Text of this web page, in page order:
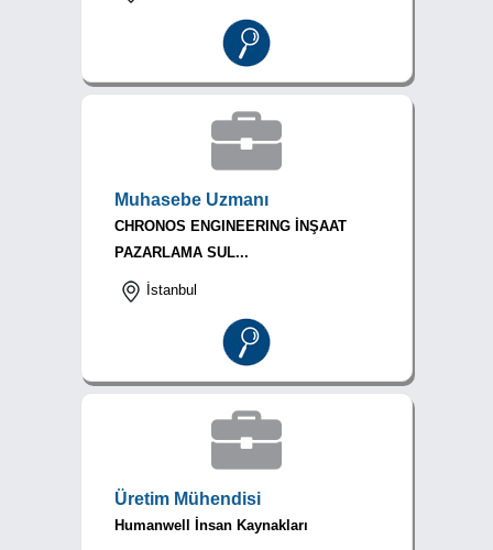
Muhasebe Uzmanı
CHRONOS ENGINEERING İNŞAAT
PAZARLAMA SUL...
İstanbul
Üretim Mühendisi
Humanwell İnsan Kaynakları